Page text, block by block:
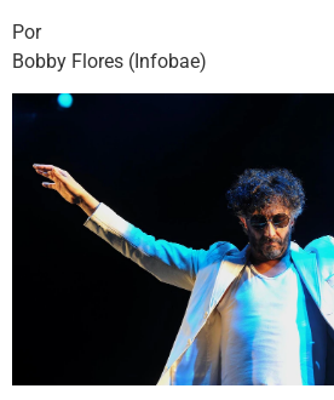
Por
Bobby Flores (Infobae)